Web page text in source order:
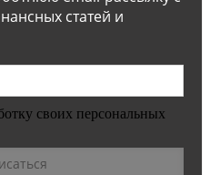
статей и
своих персональных